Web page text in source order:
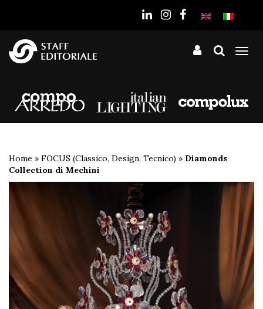
Home » FOCUS (Classico, Design, Tecnico) » Diamonds
Collection di Mechini